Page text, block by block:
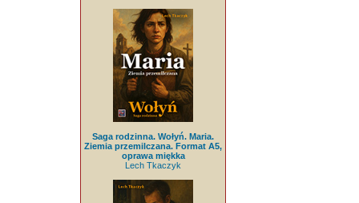
Saga rodzinna. Wołyń. Maria.
Ziemia przemilczana. Format A5,
oprawa miękka
Lech Tkaczyk